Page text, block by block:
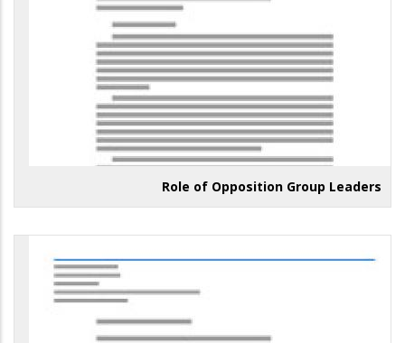
Role of Opposition Group Leaders